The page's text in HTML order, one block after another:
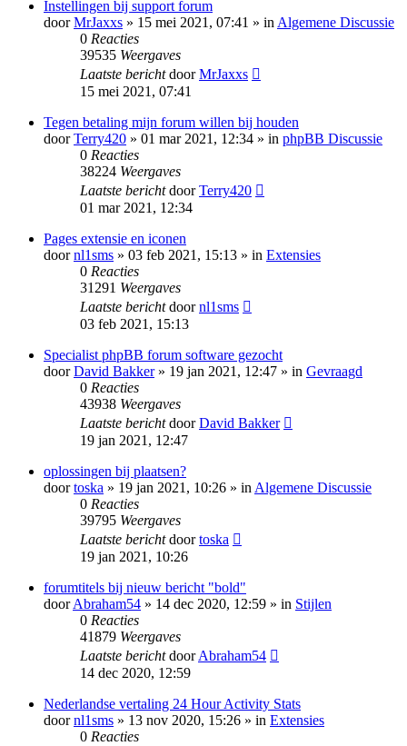
Instellingen bij support forum
doorMrJaxxs » 15 mei 2021, 07:41 » inAlgemene Discussie
0 Reacties
39535 Weergaves
Laatste berichtdoorMrJaxxs
15 mei 2021, 07:41
Tegen betaling mijn forum willen bij houden
doorTerry420 » 01 mar 2021, 12:34 » in phpBB Discussie
0 Reacties
38224 Weergaves
Laatste berichtdoorTerry420
01 mar 2021, 12:34
Pages extensie en iconen
doornl1sms » 03 feb 2021, 15:13 » in Extensies
0 Reacties
31291 Weergaves
Laatste berichtdoornl1sms
03 feb 2021, 15:13
Specialist phpBB forum software gezocht
doorDavid Bakker» 19 jan 2021, 12:47 » in Gevraagd
0 Reacties
43938 Weergaves
Laatste berichtdoorDavid Bakker
19 jan 2021, 12:47
oplossingen bij plaatsen?
doortoska » 19 jan 2021, 10:26 » inAlgemene Discussie
0 Reacties
39795 Weergaves
Laatste berichtdoortoska
19 jan 2021, 10:26
forumtitels bij nieuw bericht "bold"
doorAbraham54 » 14 dec 2020, 12:59 » in Stijlen
0 Reacties
41879 Weergaves
Laatste berichtdoorAbraham54
14 dec 2020, 12:59
Nederlandse vertaling 24 Hour Activity Stats
doornl1sms » 13 nov 2020, 15:26 » in Extensies
0 Reacties